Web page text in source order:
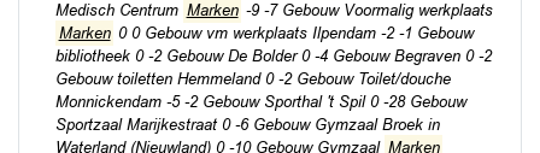
Medisch Centrum Marken -9 -7 Gebouw Voormalig werkplaats
Marken 0 0 Gebouw vm werkplaats Ilpendam -2 -1 Gebouw
bibliotheek 0 -2 Gebouw De Bolder 0 -4 Gebouw Begraven 0 -2
Gebouw toiletten Hemmeland 0 -2 Gebouw Toilet/douche
Monnickendam -5 -2 Gebouw Sporthal 't Spil 0 -28 Gebouw
Sportzaal Marijkestraat 0 -6 Gebouw Gymzaal Broek in
Waterland (Nieuwland) 0 -10 Gebouw Gymzaal Marken